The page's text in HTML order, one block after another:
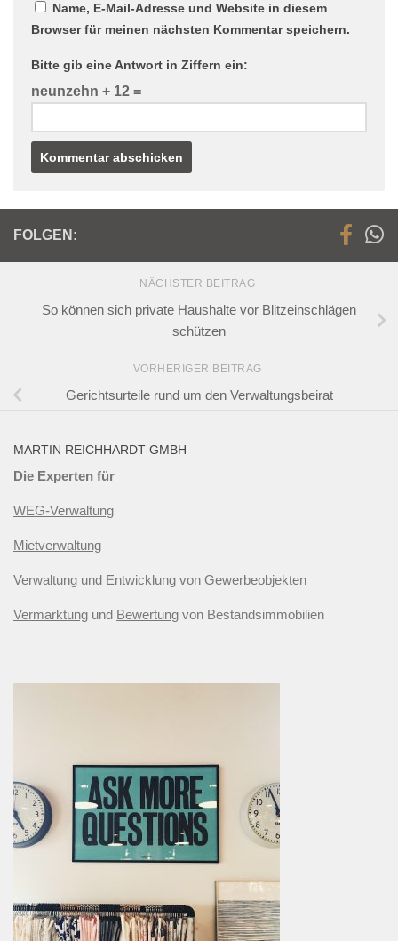
Name, E-Mail-Adresse und Website in diesem
Browser für meinen nächsten Kommentar speichern.
Bitte gib eine Antwort in Ziffern ein:
neunzehn + 12 =
FOLGEN:
NÄCHSTER BEITRAG
So können sich private Haushalte vor Blitzeinschlägen
schützen
VORHERIGER BEITRAG
Gerichtsurteile rund um den Verwaltungsbeirat
MARTIN REICHHARDT GMBH
Die Experten für
WEG-Verwaltung
Mietverwaltung
Verwaltung und Entwicklung von Gewerbeobjekten
Vermarktung und Bewertung von Bestandsimmobilien